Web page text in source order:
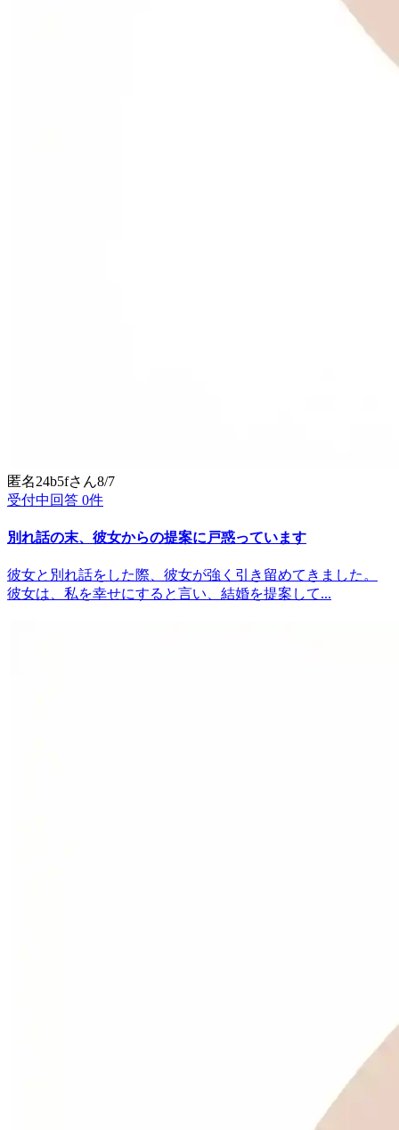
匿名24b5fさん8/7
受付中 回答 0件
別れ話の末、彼女からの提案に戸惑っています
彼女と別れ話をした際、彼女が強く引き留めてきました。
彼女は、私を幸せにすると言い、結婚を提案して...